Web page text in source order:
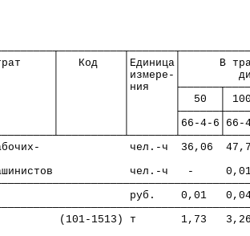
│   Код    │Единица│      В
│          │измере-│
│          │ния
│          │       │  50  │
│          │
│          │       │66-4-
рабочих-              чел.-ч  36,06
машинистов            чел.-ч   -
руб.    0,01
(101-1513) т       1,73